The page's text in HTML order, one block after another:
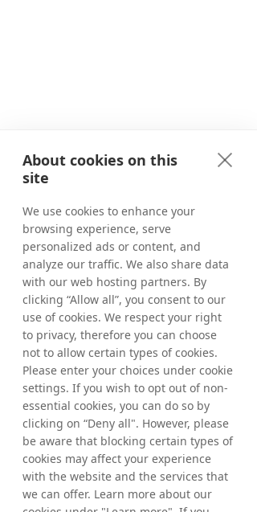
About cookies on this
site
We use cookies to enhance your
browsing experience, serve
personalized ads or content, and
analyze our traffic. We also share data
with our web hosting partners. By
clicking “Allow all”, you consent to our
use of cookies. We respect your right
to privacy, therefore you can choose
not to allow certain types of cookies.
Please enter your choices under cookie
settings. If you wish to opt out of non-
essential cookies, you can do so by
clicking on “Deny all". However, please
be aware that blocking certain types of
cookies may affect your experience
with the website and the services that
we can offer. Learn more about our